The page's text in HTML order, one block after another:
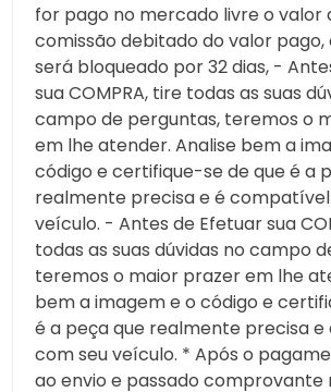
for pago no mercado livre o valor
comissão debitado do valor pago,
será bloqueado por 32 dias, -
sua COMPRA, tire todas as suas
campo de perguntas, teremos o
em lhe atender. Analise bem a
código e certifique-se de que é a
realmente precisa e é
veículo. - Antes de Efetuar sua
todas as suas dúvidas no campo
teremos o maior prazer em lhe
bem a imagem e o código e
é a peça que realmente precisa
com seu veículo. * Após o
ao envio e passado comprovante